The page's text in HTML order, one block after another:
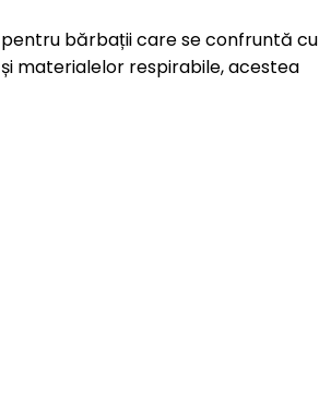
pentru bărbații care se confruntă cu
materialelor respirabile, acestea